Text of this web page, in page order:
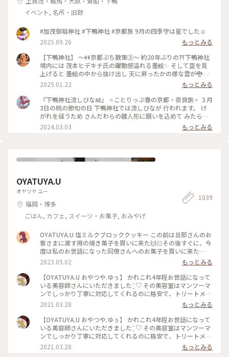
撮影) #感動の旅 #お気に入りのお店 #2日間ありがとう
イベント, 名所・旧跡
#加茂御祖神社 #下鴨神社 #京都旅 9月の四季守は星でした☺️
2025.09.26
もっとみる
【下鴨神社】 〜👭京都ぷち散策③〜 約20年ぶりの⛩️下鴨神社
境内には 茂本ヒデキチ氏の躍動感溢れる墨絵✨ そして空を見
上げると 墨絵の中から抜け出し 天に昇ったかの様な雲が🐉 パ
ワーを感じ見入ってしまったd-maruでした #ご利益めぐり #
下鴨神社
2025.01.22
もっとみる
『下鴨神社流しびな🎎』 ✧︎ことりっぷ春の京都・奈良旅✧︎ ３月
3日の桃の節句の日 下鴨神社では流しびなが 行われます。 け
がれを祓うため さんだわらの雛人形に願いを込めて みたらし
川にひな人形を流します。 ちょうどこの日下鴨神社を 訪れる
予定だったので なんとか見てみたいと思って 行きましたが、
ことができました🎎😆 平安時代の装束をした お雛様や来賓や
児たちの歌うひな祭りの歌に ほっこり癒され 京都の雅な伝統
行事に 少しふれることができて よかったです🥰 ・ ・ #春色さ
がし #私のことりっぷ旅 #ことりっぷ春の京都・奈良旅 #母娘
旅 #下鴨神社 #流しびな #流し雛 #伝統行事 #桃の節句 #ひな祭
り #お雛様 #お内裏様 #雛人形 #たわわちゃん #京都 #出町柳 #
春 #春の京都 #ことりっぷ京都 #ひとり旅
2024.03.03 もっとみる
OYATUYA.U
オヤツヤ ユー
福岡・博多
ごはん, カフェ, スイーツ・お菓子, おみやげ
1039
OYATUYA.U 塩ミルクブロッククッキー この前は旦那さんのお
客さまに渡す用の焼き菓子を買いに来た🙌🏻その後すぐに、今
度は私のお世話になった同僚さんへのお菓子を買いに来た🙌🏻
🙌🏻 大切な人に何かかわいいお菓子渡したいな〜と思ったら
ユーさんのお菓子が我が家では選ばれる☺️ #福岡#桜坂#ガトー
ショコラ#洋菓子#福岡土産#お土産
2023.05.02
もっとみる
【OYATUYA.U おやつや.ゆぅ】 かれこれ4年程お世話になって
いる美容師さんにいただきました¨̮♡︎ その美容室はマンツーマ
ンでしっかり丁寧に対応してくれるのに格安で、トリートメン
トとか押し付けたりしない、とても居心地のいいお店です。 そ
んな素敵な美容師なので、私がおいしいと思うおやつを何度か
差し入れをしていました。 そのお礼と言うことで準備してく
れていました。 このガトーショコラは濃厚でねっとりした食
感、ひとくち食べただけで目と鼻の穴が大きくなってしまうぐ
らいおいしくて大満足なのですが、もちろんひとくちでは終わ
りません( ˙༥˙ )✨ こんなおいしいものをいただけて 私は幸せで
2021.03.28
もっとみる
【OYATUYA.U おやつや.ゆぅ】 かれこれ4年程お世話になって
いる美容師さんにいただきました¨̮♡︎ その美容室はマンツーマ
ンでしっかり丁寧に対応してくれるのに格安で、トリートメン
トとか押し付けたりしない、とても居心地のいいお店です。 そ
んな素敵な美容師なので、私がおいしいと思うおやつを何度か
2021.03.28 もっとみる